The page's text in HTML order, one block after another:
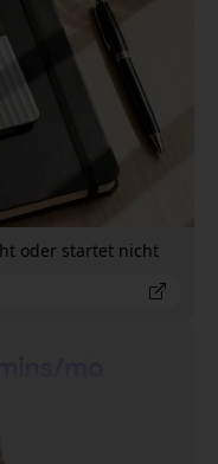
oder startet nicht